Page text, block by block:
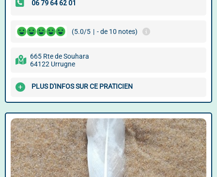
(5.0/5 | - de 10 notes)
665 Rte de Souhara
64122 Urrugne
PLUS D'INFOS SUR CE PRATICIEN